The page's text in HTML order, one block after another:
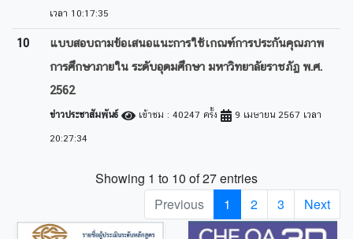
เวลา 10:17:35
10
แบบสอบถามข้อเสนอแนะการใช้เกณฑ์การประกันคุณภาพ
การศึกษาภายใน ระดับอุดมศึกษา มหาวิทยาลัยราชภัฏ พ.ศ.
2562
ข่าวประชาสัมพันธ์ เข้าชม : 40247 ครั้ง
9 เมษายน 2567 เวลา
20:27:34
Showing 1 to 10 of 27 entries
Previous
1 2 3 Next